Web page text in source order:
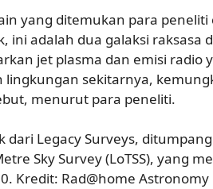
yang ditemukan para
ini adalah dua galaksi
jet plasma dan emisi radio
lingkungan sekitarnya,
menurut para peneliti.
dari Legacy Surveys,
Sky Survey (LoTSS), yang
Kredit: Rad@home